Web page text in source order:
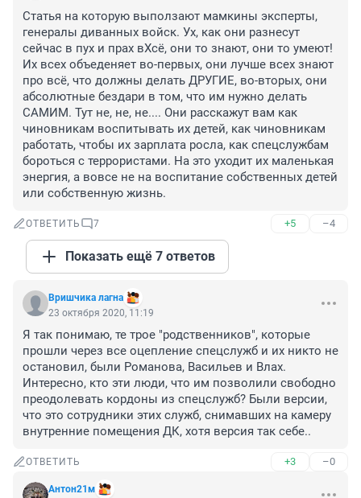
Статья на которую выползают мамкины эксперты,
генералы диванных войск. Ух, как они разнесут
сейчас в пух и прах вХсё, они то знают, они то умеют!
Их всех объеденяет во-первых, они лучше всех знают
про всё, что должны делать ДРУГИЕ, во-вторых, они
абсолютные бездари в том, что им нужно делать
САМИМ. Тут не, не, не.... Они расскажут вам как
чиновникам воспитывать их детей, как чиновникам
работать, чтобы их зарплата росла, как спецслужбам
бороться с террористами. На это уходит их маленькая
энергия, а вовсе не на воспитание собственных детей
или собственную жизнь.
ОТВЕТИТЬ 7 +5 –4
Показать ещё 7 ответов
Вришчика лагна
23 октября 2020, 11:19
Я так понимаю, те трое "родственников", которые
прошли через все оцепление спецслужб и их никто не
остановил, были Романова, Васильев и Влах.
Интересно, кто эти люди, что им позволили свободно
преодолевать кордоны из спецслужб? Были версии,
что это сотрудники этих служб, снимавших на камеру
внутренние помещения ДК, хотя версия так себе..
ОТВЕТИТЬ +3 –0
Антон21м